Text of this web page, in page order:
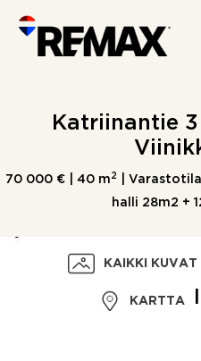
content
Katriinantie 3
70 000 € | 40 m 2 |
halli 28m2 +
KAIKKI KUVAT
KARTTA